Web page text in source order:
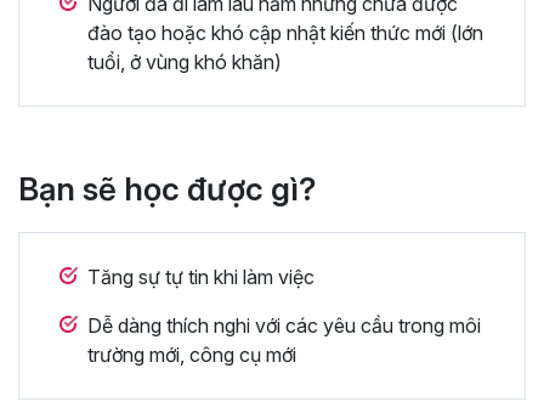
đào tạo hoặc khó cập nhật kiến thức mới (lớn
tuổi, ở vùng khó khăn)
Bạn sẽ học được gì?
Tăng sự tự tin khi làm việc
Dễ dàng thích nghi với các yêu cầu trong môi
trường mới, công cụ mới